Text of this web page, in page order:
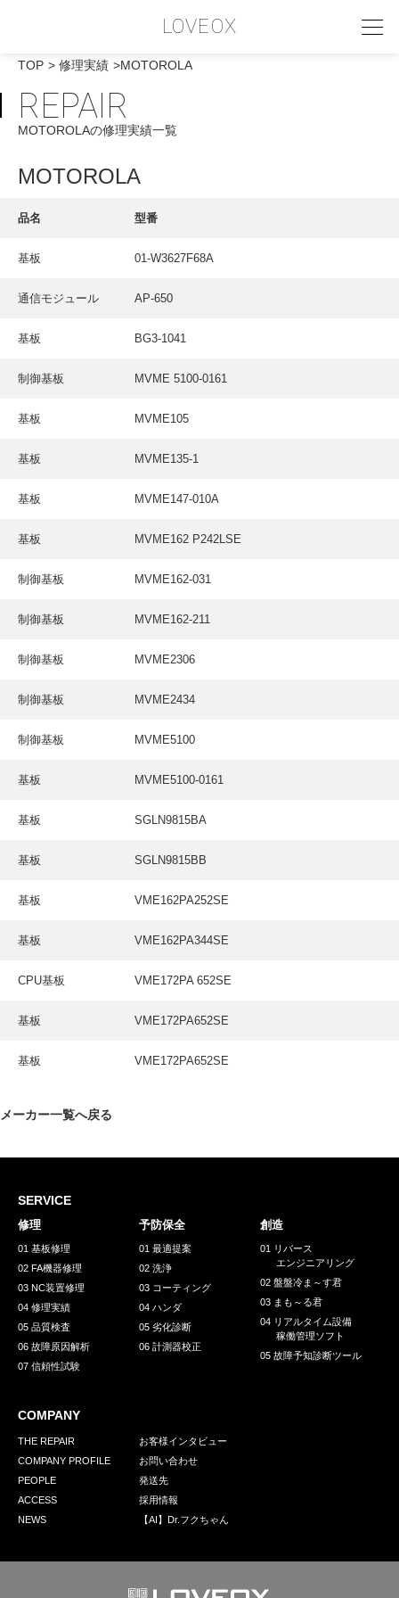
LOVEOX
PHILOSOPHY
フィロソフィー
COMPANY PROFILE
INTERVIEW
お客様インタビュー
RECRUIT
お問い合わせ
TOP 修理実績 MOTOROLA
REPAIR
MOTOROLAの修理実績一覧
MOTOROLA
品名 型番
基板 01-W3627F68A
通信モジュール AP-650
基板 BG3-1041
制御基板 MVME 5100-0161
基板 MVME105
基板 MVME135-1
基板 MVME147-010A
基板 MVME162 P242LSE
制御基板 MVME162-031
制御基板 MVME162-211
制御基板 MVME2306
制御基板 MVME2434
制御基板 MVME5100
基板 MVME5100-0161
基板 SGLN9815BA
基板 SGLN9815BB
基板 VME162PA252SE
基板 VME162PA344SE
CPU基板 VME172PA 652SE
基板 VME172PA652SE
基板 VME172PA652SE
メーカー一覧へ戻る
SERVICE
修理
01 基板修理
02 FA機器修理
03 NC装置修理
04 修理実績
05 品質検査
06 故障原因解析
07 信頼性試験
予防保全
01 最適提案
02 洗浄
03 コーティング
04 ハンダ
05 劣化診断
06 計測器校正
創造
01 リバース
エンジニアリング
02 盤盤冷ま～す君
03 まも～る君
04 リアルタイム設備
稼働管理ソフト
05 故障予知診断ツール
COMPANY
THE REPAIR
COMPANY PROFILE
PEOPLE
ACCESS
NEWS
お客様インタビュー
お問い合わせ
発送先
採用情報
【AI】Dr.フクちゃん